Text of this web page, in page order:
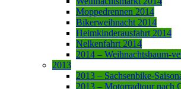
Moppedrennen 2014
Bikerweihnacht 2014
Heimkinderausfahrt 2014
Nelkenfahrt 2014
2014 – Weihnachtsbaum-
2013
2013 – Sachsenbike-
2013 – Motorradtour nach